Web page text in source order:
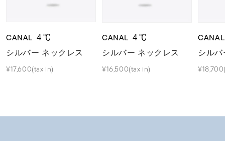
CANAL ４℃
シルバー ネックレス
¥17,600(tax in)
CANAL ４℃
シルバー ネックレス
¥16,500(tax in)
シル